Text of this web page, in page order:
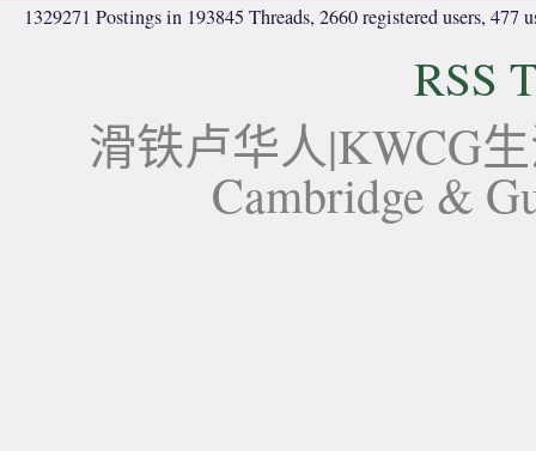
1329271 Postings in 193845 Threads, 2660 registered users, 477
RSS
滑铁卢华人|KWCG
Cambridge &